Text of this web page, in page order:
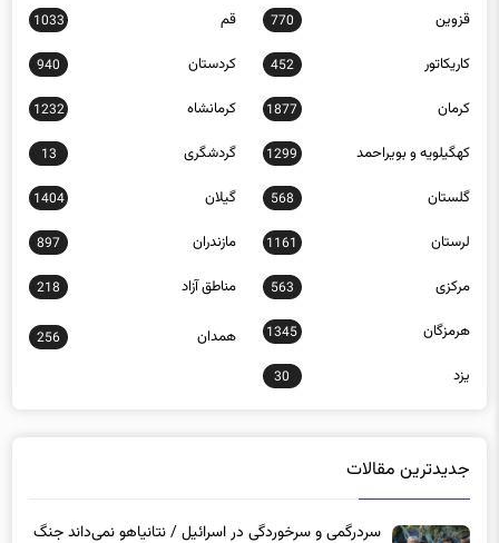
قزوین 770 قم 1033
کاریکاتور 452 کردستان 940
کرمان 1877 کرمانشاه 1232
کهگیلویه و بویراحمد 1299 گردشگری 13
گلستان 568 گیلان 1404
لرستان 1161 مازندران 897
مرکزی 563 مناطق آزاد 218
هرمزگان 1345 همدان 256
یزد 30
جدیدترین مقالات
سردرگمی و سرخوردگی در اسرائیل / نتانیاهو نمی‌داند جنگ